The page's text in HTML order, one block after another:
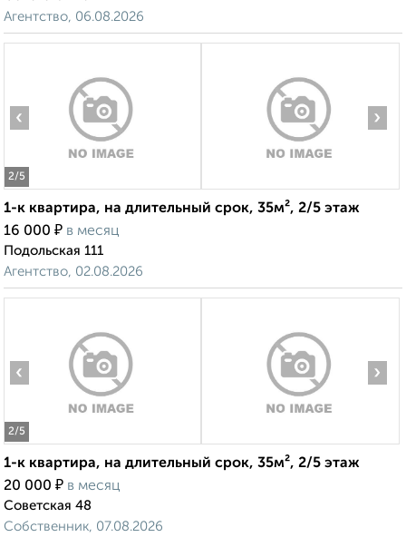
Агентство, 06.08.2026
2/5
‹ ›
1-к квартира, на длительный срок, 35м², 2/5 этаж
16 000 ₽ в месяц
Подольская 111
Агентство, 02.08.2026
2/5
‹ ›
1-к квартира, на длительный срок, 35м², 2/5 этаж
20 000 ₽ в месяц
Советская 48
Собственник, 07.08.2026